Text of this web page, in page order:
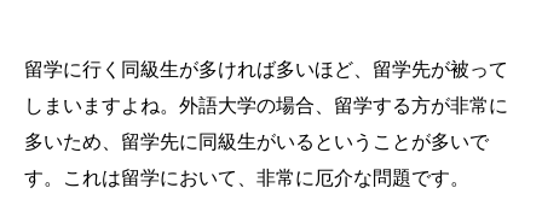
留学に行く同級生が多ければ多いほど、留学先が被って
しまいますよね。外語大学の場合、留学する方が非常に
多いため、留学先に同級生がいるということが多いで
す。これは留学において、非常に厄介な問題です。